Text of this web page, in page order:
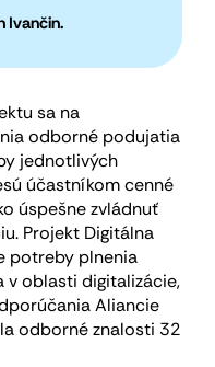
Ivančin.
sa na
odborné podujatia
jednotlivých
účastníkom cenné
úspešne zvládnuť
Projekt Digitálna
potreby plnenia
v oblasti digitalizácie,
Aliancie
odborné znalosti 32